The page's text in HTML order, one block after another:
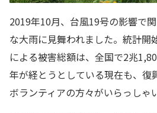
2019年10月、台風19号の影響で
な大雨に見舞われました。統計開
による被害総額は、全国で2兆
年が経とうとしている現在も、復
ボランティアの方々がいらっしゃ